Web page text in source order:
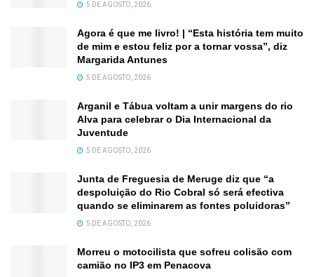
5 DE AGOSTO, 2026
Agora é que me livro! | “Esta história tem muito
de mim e estou feliz por a tornar vossa”, diz
Margarida Antunes
5 DE AGOSTO, 2026
Arganil e Tábua voltam a unir margens do rio
Alva para celebrar o Dia Internacional da
Juventude
5 DE AGOSTO, 2026
Junta de Freguesia de Meruge diz que “a
despoluição do Rio Cobral só será efectiva
quando se eliminarem as fontes poluidoras”
5 DE AGOSTO, 2026
Morreu o motocilista que sofreu colisão com
camião no IP3 em Penacova